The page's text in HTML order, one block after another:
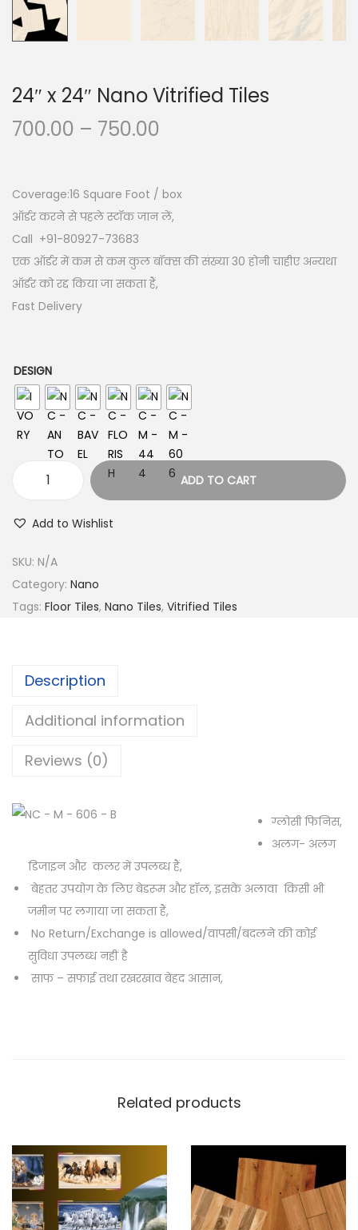
24″ x 24″ Nano Vitrified Tiles
700.00 – 750.00
Coverage:16 Square Foot / box
ऑर्डर करने से पहले स्टॉक जान लें,
Call +91-80927-73683
एक ऑर्डर में कम से कम कुल बॉक्स की संख्या 30 होनी चाहीए अन्यथा
ऑर्डर को रद्द किया जा सकता हैं,
Fast Delivery
DESIGN
ADD TO CART
Add to Wishlist
SKU: N/A
Category: Nano
Tags: Floor Tiles, Nano Tiles, Vitrified Tiles
Description
Additional information
Reviews (0)
ग्लोसी फिनिस,
अलग- अलग
डिजाइन और कलर में उपलब्ध हैं,
बेहतर उपयोग के लिए बेडरूम और हॉल, इसके अलावा किसी भी
जमीन पर लगाया जा सकता हैं,
No Return/Exchange is allowed/वापसी/बदलने की कोई
सुविधा उपलब्ध नहीं है
साफ – सफाई तथा रखरखाव बेहद आसान,
Related products